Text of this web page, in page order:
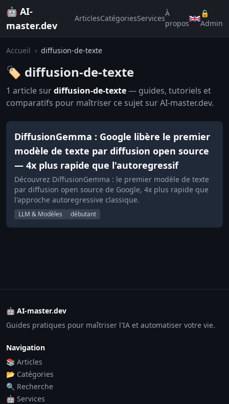
🤖 AI-
master.dev
ArticlesCatégoriesServices
À
propos
🔒
Admin
Accueil › diffusion-de-texte
🏷️ diffusion-de-texte
1 article surdiffusion-de-texte— guides, tutoriels et
comparatifs pour maîtriser ce sujet sur AI-master.dev.
DiffusionGemma : Google libère le premier
modèle de texte par diffusion open source
— 4x plus rapide que l'autoregressif
Découvrez DiffusionGemma : le premier modèle de texte
par diffusion open source de Google, 4x plus rapide que
l'approche autoregressive classique.
LLM & Modèles débutant
🤖 AI-master.dev
Guides pratiques pour maîtriser l'IA et automatiser votre vie.
Navigation
📚 Articles
📂 Catégories
🔍 Recherche
🤖 Services